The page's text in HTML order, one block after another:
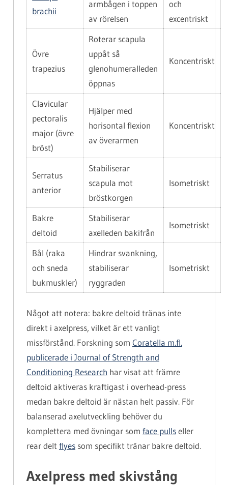
brachii
armbågen i toppen
av rörelsen
och
excentriskt
Övre
trapezius
Roterar scapula
uppåt så
glenohumeralleden
öppnas
Koncentriskt
Clavicular
pectoralis
major (övre
bröst)
Hjälper med
horisontal flexion
av överarmen
Koncentriskt
Serratus
anterior
Stabiliserar
scapula mot
bröstkorgen
Isometriskt
Bakre
deltoid
Stabiliserar
axelleden bakifrån
Isometriskt
Bål (raka
och sneda
bukmuskler)
Hindrar svankning,
stabiliserar
ryggraden
Isometriskt
Något att notera: bakre deltoid tränas inte
direkt i axelpress, vilket är ett vanligt
missförstånd. Forskning som Coratella m.fl.
publicerade i Journal of Strength and
Conditioning Research har visat att främre
deltoid aktiveras kraftigast i overhead-press
medan bakre deltoid är nästan helt passiv. För
balanserad axelutveckling behöver du
komplettera med övningar som face pullseller
rear delt flyes som specifikt tränar bakre deltoid.
Axelpress med skivstång